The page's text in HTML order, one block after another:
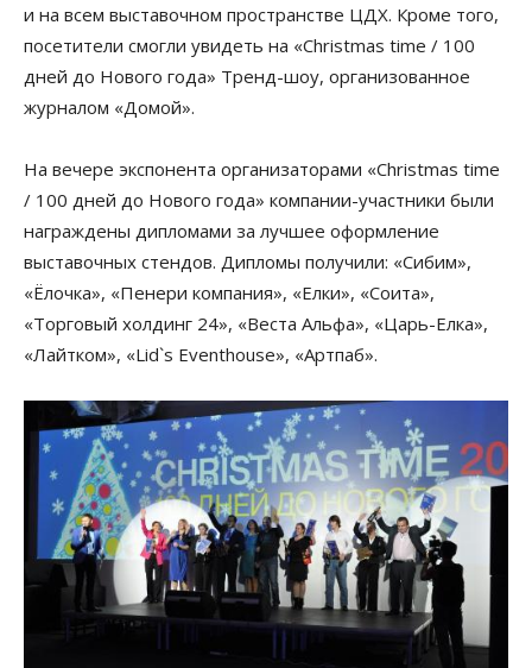
и на всем выставочном пространстве ЦДХ. Кроме того,
посетители смогли увидеть на «Christmas time / 100
дней до Нового года» Тренд-шоу, организованное
журналом «Домой».
На вечере экспонента организаторами «Christmas time
/ 100 дней до Нового года» компании-участники были
награждены дипломами за лучшее оформление
выставочных стендов. Дипломы получили: «Сибим»,
«Ёлочка», «Пенери компания», «Елки», «Соита»,
«Торговый холдинг 24», «Веста Альфа», «Царь-Елка»,
«Лайтком», «Lid`s Eventhouse», «Артпаб».